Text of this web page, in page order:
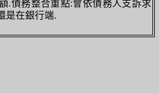
.債務整合重點:會依債務人支訴求
是在銀行端.